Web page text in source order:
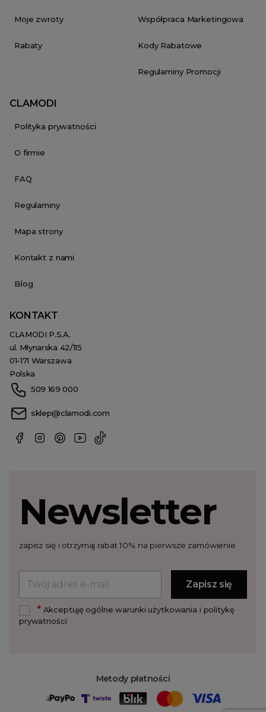
Moje zwroty
Rabaty
Współpraca Marketingowa
Kody Rabatowe
Regulaminy Promocji
CLAMODI
Polityka prywatności
O firmie
FAQ
Regulaminy
Mapa strony
Kontakt z nami
Blog
KONTAKT
CLAMODI P.S.A.
ul. Młynarska 42/115
01-171 Warszawa
Polska
509 169 000
sklep@clamodi.com
Metody płatności
Newsletter
zapisz się i otrzymaj rabat 10% na pierwsze zamówienie
*Akceptuję ogólne warunki użytkowania i politykę
prywatności